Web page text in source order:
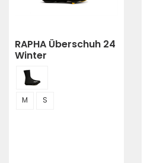
RAPHA Überschuh 24
Winter
M S